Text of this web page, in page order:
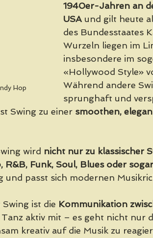
Hop
1940er-Jahren an
USA und gilt heute
des Bundesstaates
Wurzeln liegen im
insbesondere im
«Hollywood Style»
Während andere
sprunghaft und
Swing zu einer smoothen,
wird nicht nur zu klassischer
R&B, Funk, Soul, Blues oder
und passt sich modernen
ist die Kommunikation
aktiv mit – es geht nicht nur
kreativ auf die Musik zu